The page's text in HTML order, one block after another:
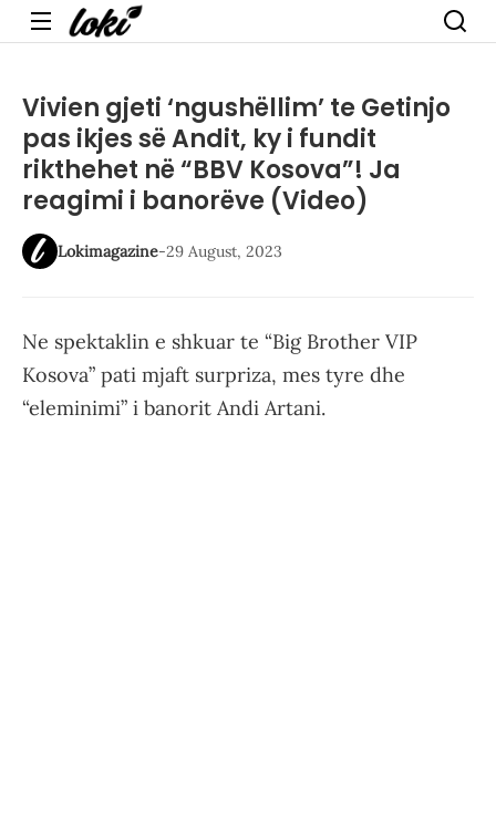
Menu
Vivien gjeti ‘ngushëllim’ te Getinjo
pas ikjes së Andit, ky i fundit
rikthehet në “BBV Kosova”! Ja
reagimi i banorëve (Video)
Lokimagazine-29 August, 2023
Ne spektaklin e shkuar te “Big Brother VIP
Kosova” pati mjaft surpriza, mes tyre dhe
“eleminimi” i banorit Andi Artani.